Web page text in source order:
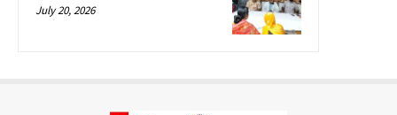
July 20, 2026